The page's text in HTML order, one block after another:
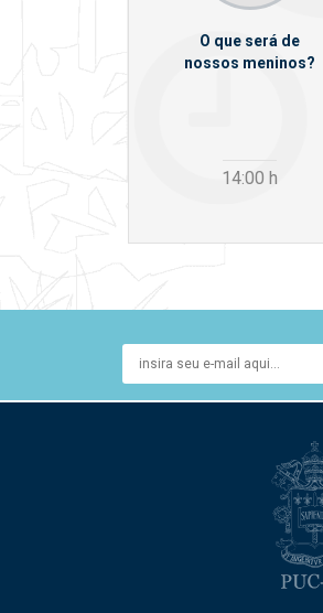
O que será de
nossos meninos?
14:00 h